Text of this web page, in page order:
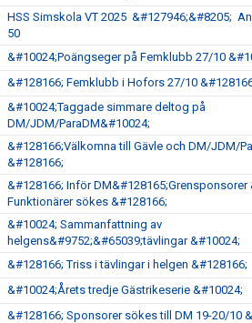
HSS Simskola VT 2025 &#127946;&#8205;
50
&#10024;Poängseger på Femklubb 27/10
&#128166; Femklubb i Hofors 27/10
&#10024;Taggade simmare deltog på
DM/JDM/ParaDM&#10024;
&#128166;Välkomna till Gävle och DM/JDM/
&#128166;
&#128166; Inför DM&#128165;Grensponsorer
Funktionärer sökes &#128166;
&#10024; Sammanfattning av
helgens&#9752;&#65039;tävlingar &#10024;
&#128166; Triss i tävlingar i helgen &#128166;
&#10024;Årets tredje Gästrikeserie &#10024;
&#128166; Sponsorer sökes till DM 19-20/10